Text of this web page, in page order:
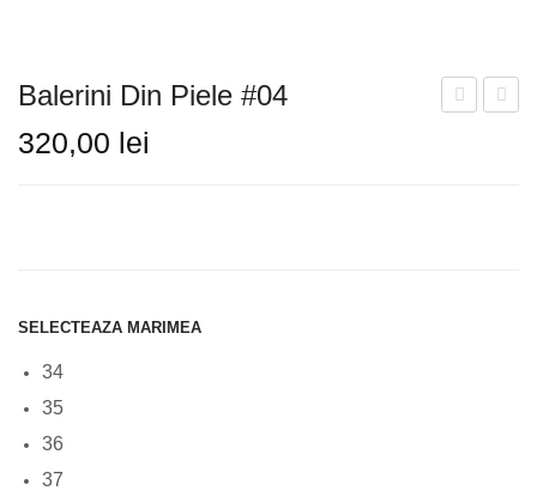
GENTI
TABEL DE CULORI
CONTACT
Balerini Din Piele #04
320,00 lei
SELECTEAZA MARIMEA
34
35
36
37